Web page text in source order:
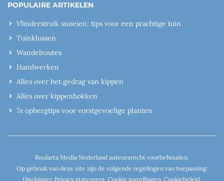
POPULAIRE ARTIKELEN
Vlinderstruik snoeien: tips voor een prachtige tuin
Tuinklussen
Wandelroutes
Handwerken
Alles over het gedrag van kippen
Alles over kippenhokken
7x opbergtips voor vorstgevoelige planten
Roularta Media Nederland auteursrecht voorbehouden.
Op gebruik van deze site zijn de volgende regelingen van toepassing:
Disclaimer, Privacy statement Cookie instellingen Cookiebeleid